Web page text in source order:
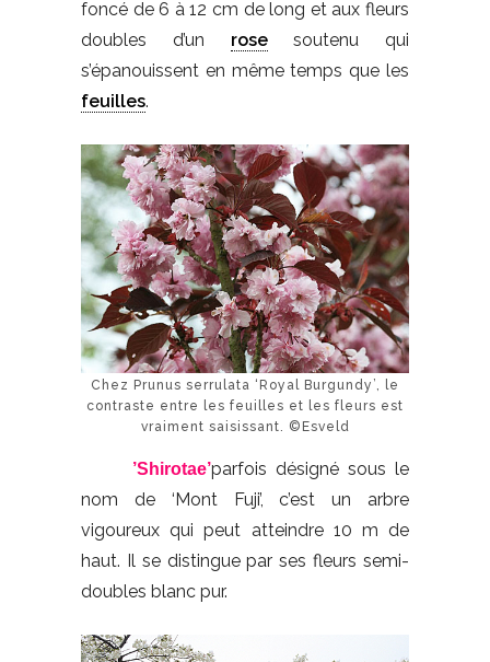
foncé de 6 à 12 cm de long et aux fleurs
doubles d’un rosesoutenu qui
s’épanouissent en même temps que les
feuilles.
Chez Prunus serrulata ‘Royal Burgundy’, le
contraste entre les feuilles et les fleurs est
vraiment saisissant. ©Esveld
’Shirotae’parfois désigné sous le
nom de ‘Mont Fuji’, c’est un arbre
vigoureux qui peut atteindre 10 m de
haut. Il se distingue par ses fleurs semi-
doubles blanc pur.